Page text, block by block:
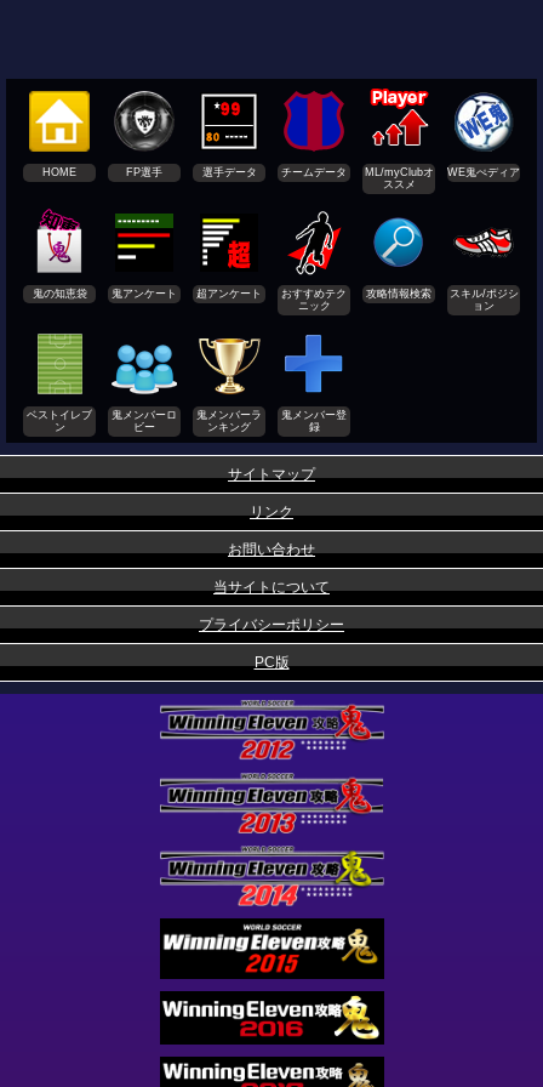
HOME FP選手 選手データ チームデータ
ML/myClubオ
ススメ
WE鬼ぺディア
鬼の知恵袋 鬼アンケート 超アンケート
おすすめテク
ニック
攻略情報検索
スキル/ポジシ
ョン
ベストイレブ
ン
鬼メンバーロ
ビー
鬼メンバーラ
ンキング
鬼メンバー登
録
サイトマップ
リンク
お問い合わせ
当サイトについて
プライバシーポリシー
PC版